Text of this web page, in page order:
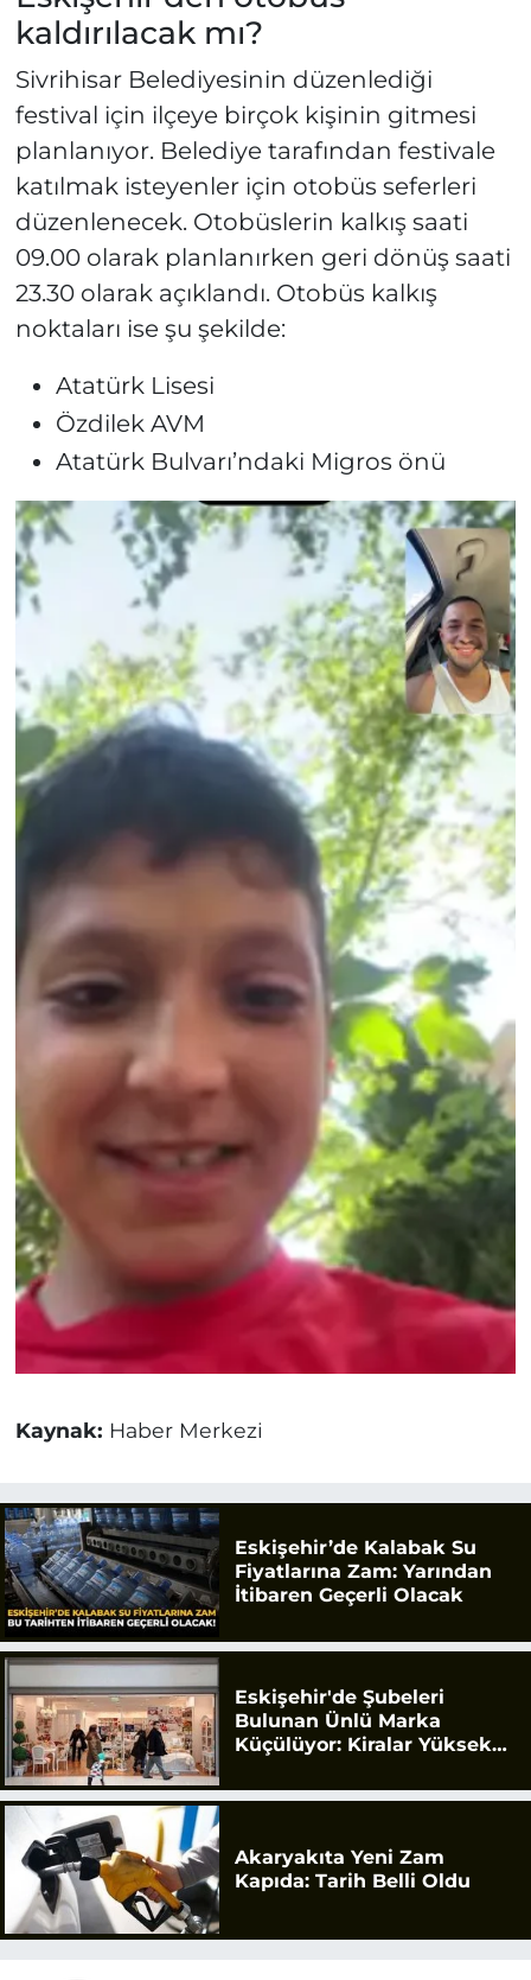
kaldırılacak mı?
Sivrihisar Belediyesinin düzenlediği
festival için ilçeye birçok kişinin gitmesi
planlanıyor. Belediye tarafından festivale
katılmak isteyenler için otobüs seferleri
düzenlenecek. Otobüslerin kalkış saati
09.00 olarak planlanırken geri dönüş saati
23.30 olarak açıklandı. Otobüs kalkış
noktaları ise şu şekilde:
Atatürk Lisesi
Özdilek AVM
Atatürk Bulvarı’ndaki Migros önü
Kaynak: Haber Merkezi
Eskişehir’de Kalabak Su
Fiyatlarına Zam: Yarından
İtibaren Geçerli Olacak
Eskişehir'de Şubeleri
Bulunan Ünlü Marka
Küçülüyor: Kiralar Yüksek
Akaryakıta Yeni Zam
Kapıda: Tarih Belli Oldu